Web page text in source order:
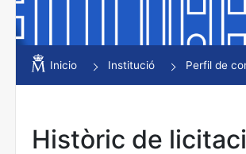
Mostra/Amaga
Inicio Institució Perfil de
Històric de